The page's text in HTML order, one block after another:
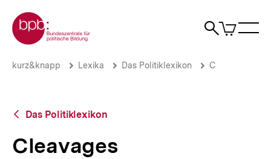
zum
Seiteninhalt
springen
Zur Startseite der bpb
Suche
Artikel
im
Cleavages
Brotkrümelnavigation
Pfadnavigation
kurz&knapp Lexika Das Politiklexikon C
Zurück
Übersicht
Das Politiklexikon
Cleavages